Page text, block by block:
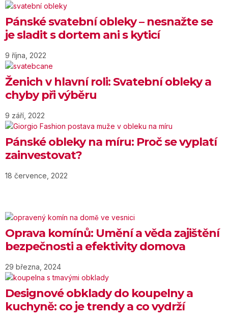
Pánské svatební obleky – nesnažte se
je sladit s dortem ani s kyticí
9 října, 2022
Ženich v hlavní roli: Svatební obleky a
chyby při výběru
9 září, 2022
Pánské obleky na míru: Proč se vyplatí
zainvestovat?
18 července, 2022
Oprava komínů: Umění a věda zajištění
bezpečnosti a efektivity domova
29 března, 2024
Designové obklady do koupelny a
kuchyně: co je trendy a co vydrží